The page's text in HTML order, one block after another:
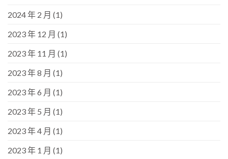
2024 年 2 月 (1)
2023 年 12 月 (1)
2023 年 11 月 (1)
2023 年 8 月 (1)
2023 年 6 月 (1)
2023 年 5 月 (1)
2023 年 4 月 (1)
2023 年 1 月 (1)